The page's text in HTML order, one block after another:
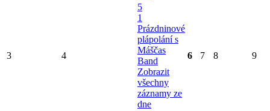
3 4
5
1
Prázdninové
plápolání s
Máščas
Band
Zobrazit
všechny
záznamy ze
dne
6 7 8 9